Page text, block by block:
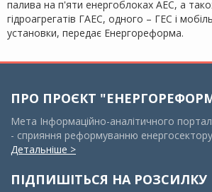
палива на п'яти енергоблоках АЕС, а
гідроагрегатів ГАЕС, одного – ГЕС і
установки, передає Енергореформа.
ПРО ПРОЄКТ
Мета Інформаційно-аналітичного
- сприяння реформуванню енергосектору
Детальніше >
ПІДПИШІТЬСЯ НА РОЗСИЛКУ